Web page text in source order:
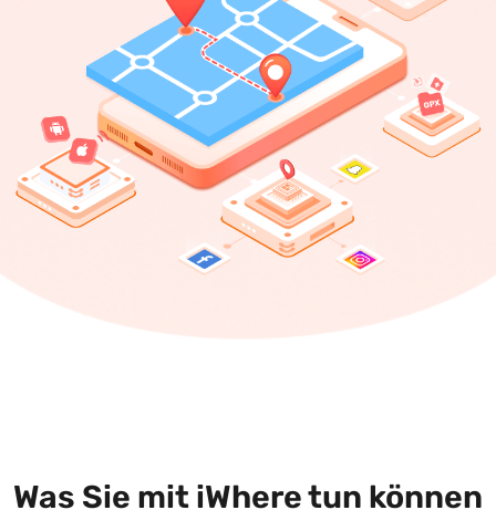
Was Sie mit iWhere tun können